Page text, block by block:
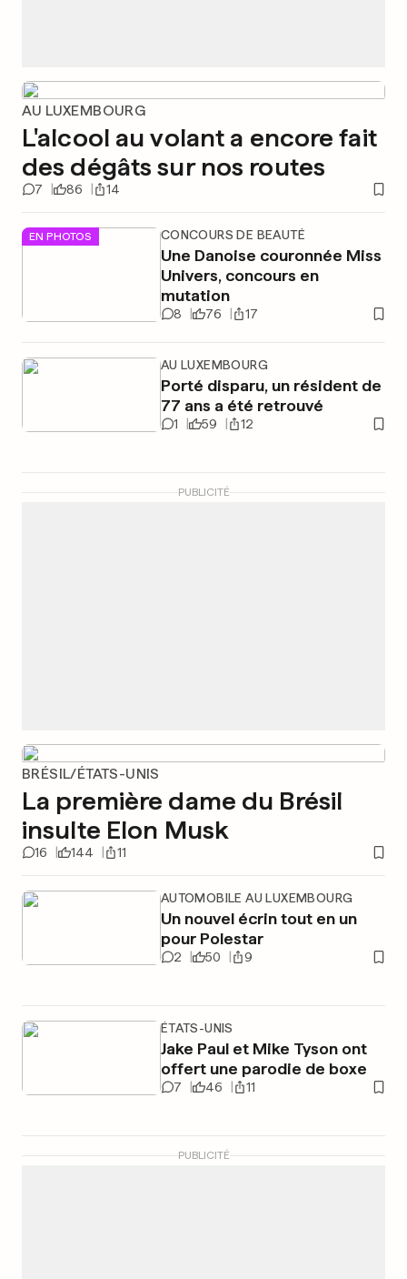
AU LUXEMBOURG
L'alcool au volant a encore fait
des dégâts sur nos routes
7 86 14
EN PHOTOS CONCOURS DE BEAUTÉ
Une Danoise couronnée Miss
Univers, concours en
mutation
8 76 17
AU LUXEMBOURG
Porté disparu, un résident de
77 ans a été retrouvé
1 59 12
PUBLICITÉ
BRÉSIL/ÉTATS-UNIS
La première dame du Brésil
insulte Elon Musk
16 144 11
AUTOMOBILE AU LUXEMBOURG
Un nouvel écrin tout en un
pour Polestar
2 50 9
ÉTATS-UNIS
Jake Paul et Mike Tyson ont
offert une parodie de boxe
7 46 11
PUBLICITÉ